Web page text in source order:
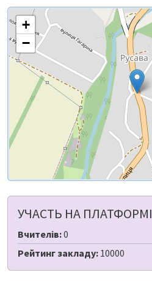
+
−
УЧАСТЬ НА ПЛАТФОРМІ
Вчителів:0
Рейтинг закладу: 10000